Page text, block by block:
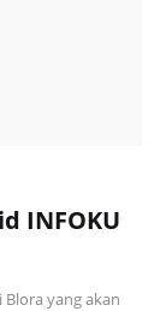
INFOKU
yang akan